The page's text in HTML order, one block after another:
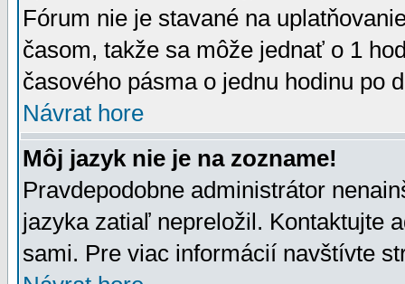
Fórum nie je stavané na
časom, takže sa môže jednať o 1
časového pásma o jednu hodinu po
Návrat hore
Môj jazyk nie je na zozname!
Pravdepodobne administrátor
jazyka zatiaľ nepreložil. Kontaktujte
sami. Pre viac informácií navštívte